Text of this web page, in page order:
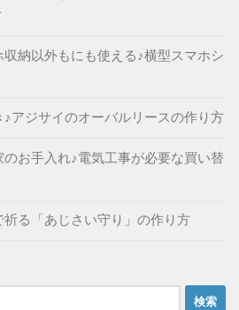
納以外もにも使える♪横型スマホシ
アジサイのオーバルリースの作り方
お手入れ♪電気工事が必要な買い替
る「あじさい守り」の作り方